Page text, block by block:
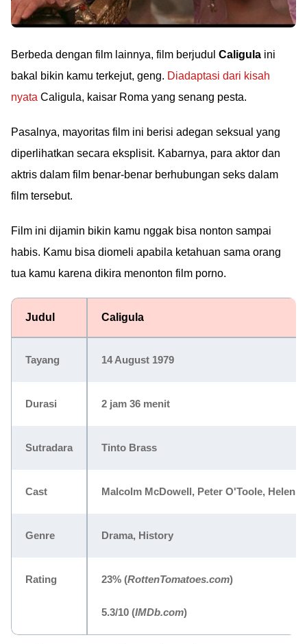
Berbeda dengan film lainnya, film berjudul Caligula ini
bakal bikin kamu terkejut, geng. Diadaptasi dari kisah
nyata Caligula, kaisar Roma yang senang pesta.
Pasalnya, mayoritas film ini berisi adegan seksual yang
diperlihatkan secara eksplisit. Kabarnya, para aktor dan
aktris dalam film benar-benar berhubungan seks dalam
film tersebut.
Film ini dijamin bikin kamu nggak bisa nonton sampai
habis. Kamu bisa diomeli apabila ketahuan sama orang
tua kamu karena dikira menonton film porno.
Judul Caligula
Tayang 14 August 1979
Durasi 2 jam 36 menit
Sutradara Tinto Brass
Cast Malcolm McDowell, Peter O'Toole, Helen
Genre Drama, History
Rating 23% (RottenTomatoes.com)
5.3/10 (IMDb.com)